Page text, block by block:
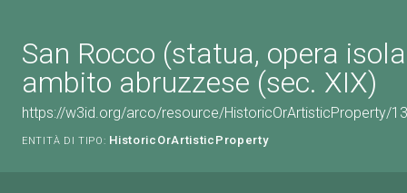
San Rocco (statua, opera
ambito abruzzese (sec. XIX)
https://w3id.org/arco/resource/HistoricOrArtisticProperty/
ENTITÀ DI TIPO: HistoricOrArtisticProperty